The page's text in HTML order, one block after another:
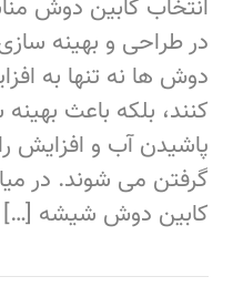
انتخاب کابین دوش
در طراحی و بهینه‌
دوش‌ ها نه‌ تنها به
کنند، بلکه باعث
پاشیدن آب و افزایش
گرفتن می‌ شوند. در
کابین دوش‌ شیشه‌ […]